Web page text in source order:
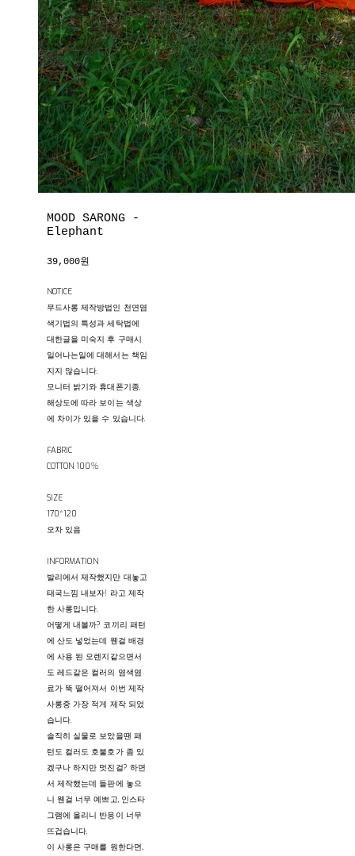
MOOD SARONG -
Elephant
39,000원
NOTICE
무드사롱 제작방법인 천연염
색기법의 특성과 세탁법에
대한글을 미숙지 후 구매시
일어나는일에 대해서는 책임
지지 않습니다.
모니터 밝기와 휴대폰기종,
해상도에 따라 보이는 색상
에 차이가 있을 수 있습니다.
FABRIC
COTTON 100%
SIZE
170*120
오차 있음
INFORMATION
발리에서 제작했지만 대놓고
태국느낌 내보자! 라고 제작
한 사롱입니다.
어떻게 내볼까? 코끼리 패턴
에 산도 넣었는데 웬걸 배경
에 사용 된 오렌지같으면서
도 레드같은 컬러의 염색염
료가 뚝 떨어져서 이번 제작
사롱중 가장 적게 제작 되었
습니다.
솔직히 실물로 보았을땐 패
턴도 컬러도 호불호가 좀 있
겠구나 하지만 멋진걸? 하면
서 제작했는데 들판에 놓으
니 웬걸 너무 예쁘고, 인스타
그램에 올리니 반응이 너무
뜨겁습니다.
이 사롱은 구매를 원한다면..